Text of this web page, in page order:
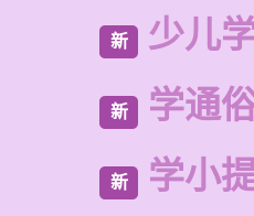
新 少儿
新 学通
新 学小